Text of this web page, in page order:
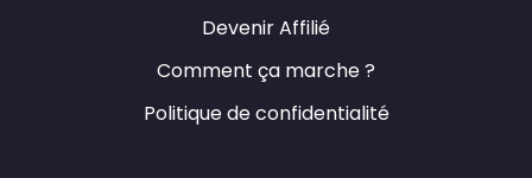
Devenir Affilié
Comment ça marche ?
Politique de confidentialité